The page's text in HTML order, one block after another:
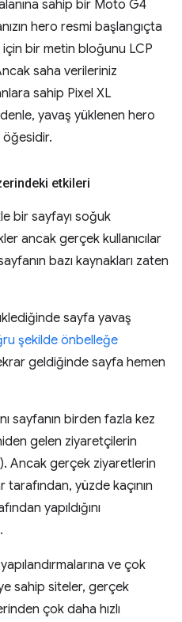
sahip bir Moto G4
hero resmi başlangıçta
bir metin bloğunu LCP
saha verileriniz
sahip Pixel XL
yavaş yüklenen hero
öğesidir.
etkileri
bir sayfayı soğuk
ancak gerçek kullanıcılar
bazı kaynakları zaten
sayfa yavaş
şekilde önbelleğe
geldiğinde sayfa hemen
sayfanın birden fazla kez
gelen ziyaretçilerin
Ancak gerçek ziyaretlerin
tarafından, yüzde kaçının
yapıldığını
ve çok
sahip siteler, gerçek
çok daha hızlı